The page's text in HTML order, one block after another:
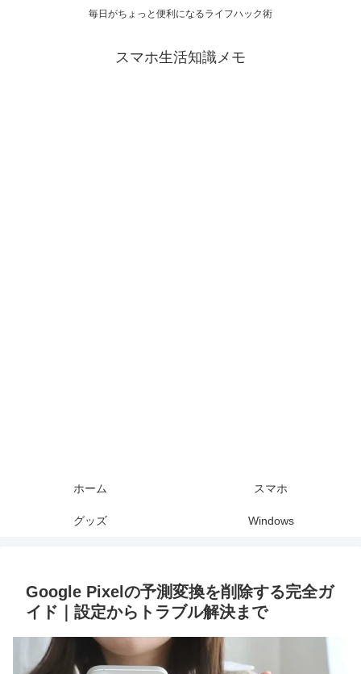
毎日がちょっと便利になるライフハック術
スマホ生活知識メモ
ホーム スマホ
グッズ Windows
Google Pixelの予測変換を削除する完全ガ
イド｜設定からトラブル解決まで